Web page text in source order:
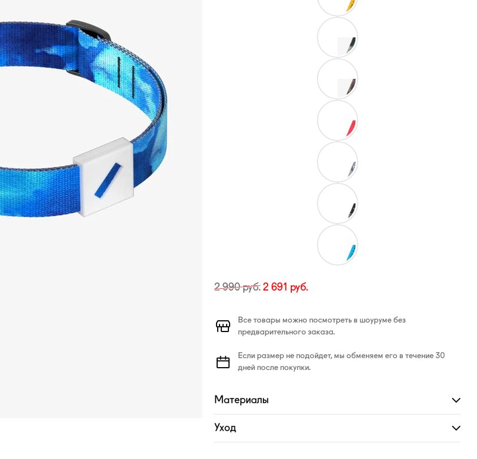
2 990руб. 2 691 руб.
Все товары можно посмотреть в шоуруме без
предварительного заказа.
Если размер не подойдет, мы обменяем его в течение 30
дней после покупки.
Материалы
Развернуть
Уход
Развернуть